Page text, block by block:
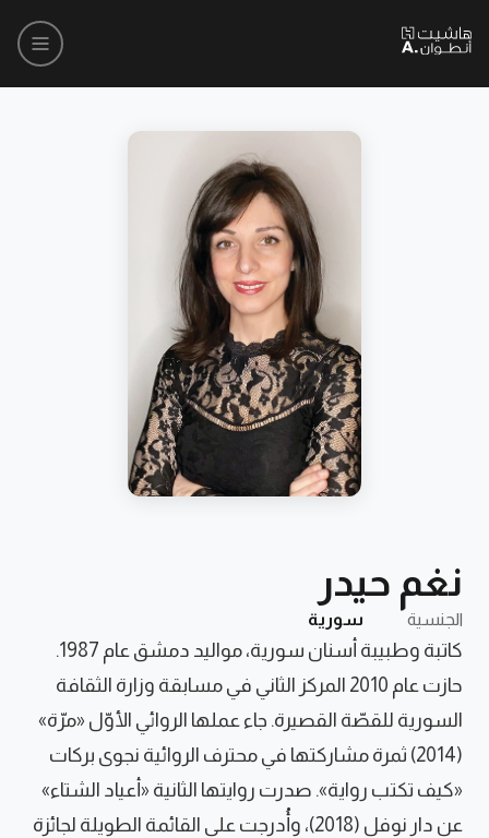
نغم حيدر
الجنسية سورية
كاتبة وطبيبة أسنان سورية، مواليد دمشق عام 1987.
حازت عام 2010 المركز الثاني في مسابقة وزارة الثقافة
السورية للقصّة القصيرة. جاء عملها الروائي الأوّل «مرّة»
(2014) ثمرة مشاركتها في محترف الروائية نجوى بركات
«كيف تكتب رواية». صدرت روايتها الثانية «أعياد الشتاء»
عن دار نوفل (2018)، وأُدرجت على القائمة الطويلة لجائزة